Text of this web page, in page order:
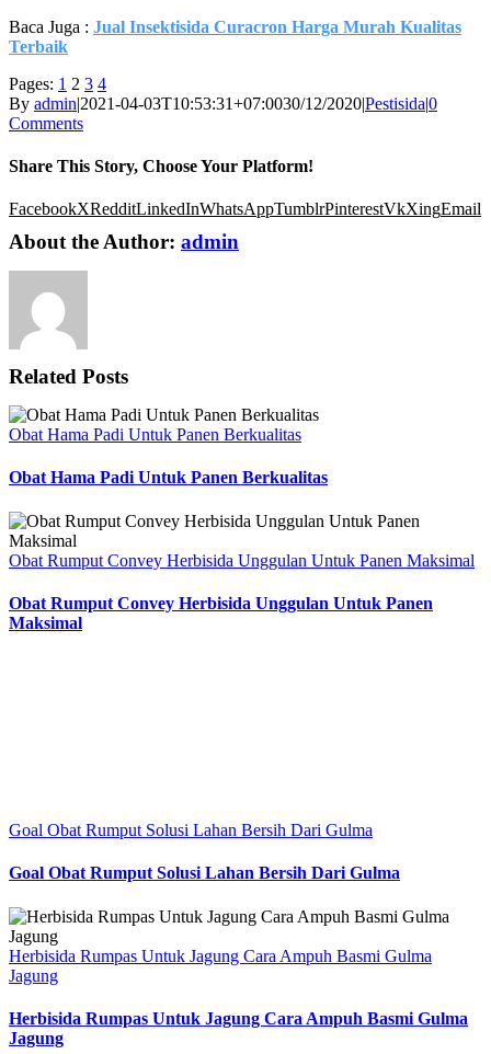
Baca Juga : Jual Insektisida Curacron Harga Murah Kualitas
Terbaik
Pages: 1 2 3 4
By admin|2021-04-03T10:53:31+07:0030/12/2020|Pestisida|0
Comments
Share This Story, Choose Your Platform!
FacebookXRedditLinkedInWhatsAppTumblrPinterestVkXingEmail
About the Author: admin
Related Posts
Obat Hama Padi Untuk Panen Berkualitas
Obat Hama Padi Untuk Panen Berkualitas
Obat Rumput Convey Herbisida Unggulan Untuk Panen Maksimal
Obat Rumput Convey Herbisida Unggulan Untuk Panen
Maksimal
Goal Obat Rumput Solusi Lahan Bersih Dari Gulma
Goal Obat Rumput Solusi Lahan Bersih Dari Gulma
Herbisida Rumpas Untuk Jagung Cara Ampuh Basmi Gulma
Jagung
Herbisida Rumpas Untuk Jagung Cara Ampuh Basmi Gulma
Jagung